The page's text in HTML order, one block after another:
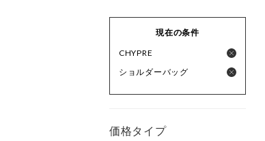
現在の条件
CHYPRE
ショルダーバッグ
価格タイプ